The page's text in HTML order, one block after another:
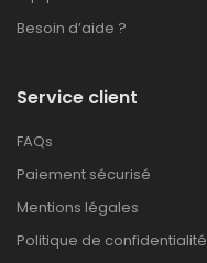
Besoin d’aide ?
Service client
FAQs
Paiement sécurisé
Mentions légales
Politique de confidentialité